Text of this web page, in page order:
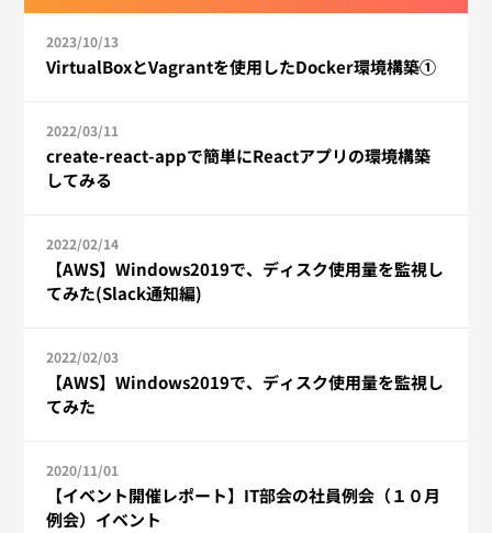
2023/10/13
VirtualBoxとVagrantを使用したDocker環境構築①
2022/03/11
create-react-appで簡単にReactアプリの環境構築
してみる
2022/02/14
【AWS】Windows2019で、ディスク使用量を監視し
てみた(Slack通知編)
2022/02/03
【AWS】Windows2019で、ディスク使用量を監視し
てみた
2020/11/01
【イベント開催レポート】IT部会の社員例会（１０月
例会）イベント